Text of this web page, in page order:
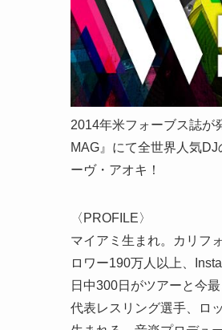
2014年米フォーブス誌が
MAG』にて全世界人気
ーヴ・アオキ！
〈PROFILE〉
マイアミ生まれ。カリフ
ロワー190万人以上、
日中300日がツアーと今
代表レスリング選手、ロ